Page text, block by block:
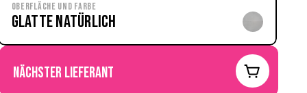
Oberfläche und Farbe
Glatte Natürlich
nächster Lieferant